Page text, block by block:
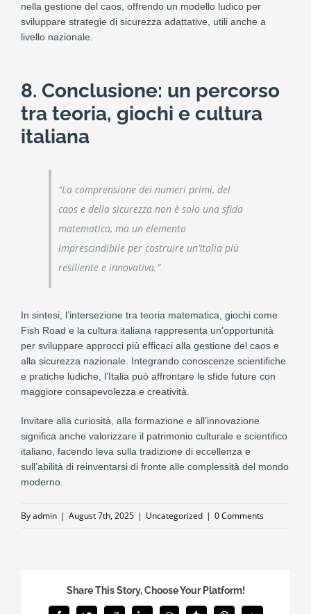
nella gestione del caos, offrendo un modello ludico per
sviluppare strategie di sicurezza adattative, utili anche a
livello nazionale.
8. Conclusione: un percorso
tra teoria, giochi e cultura
italiana
“La comprensione dei numeri primi, del
caos e della sicurezza non è solo una sfida
matematica, ma un elemento
imprescindibile per costruire un’Italia più
resiliente e innovativa.”
In sintesi, l’intersezione tra teoria matematica, giochi come
Fish Road e la cultura italiana rappresenta un’opportunità
per sviluppare approcci più efficaci alla gestione del caos e
alla sicurezza nazionale. Integrando conoscenze scientifiche
e pratiche ludiche, l’Italia può affrontare le sfide future con
maggiore consapevolezza e creatività.
Invitare alla curiosità, alla formazione e all’innovazione
significa anche valorizzare il patrimonio culturale e scientifico
italiano, facendo leva sulla tradizione di eccellenza e
sull’abilità di reinventarsi di fronte alle complessità del mondo
moderno.
Byadmin | August 7th, 2025 | Uncategorized | 0 Comments
Share This Story, Choose Your Platform!